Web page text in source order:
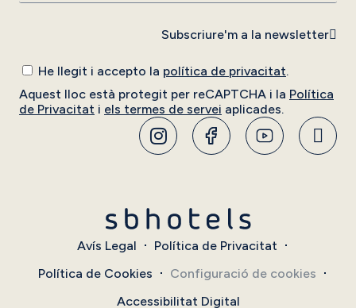
He llegit i accepto la política de privacitat.
Aquest lloc està protegit per reCAPTCHA i la Política
de Privacitat i els termes de servei aplicades.
Subscriure'm a la newsletter
Avís Legal
Política de Privacitat
Política de Cookies
Configuració de cookies
Accessibilitat Digital